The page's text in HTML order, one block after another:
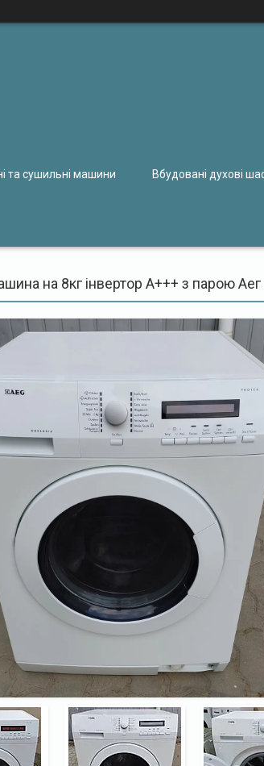
та сушильні машини Вбудовані духові
на 8кг інвертор А+++ з парою